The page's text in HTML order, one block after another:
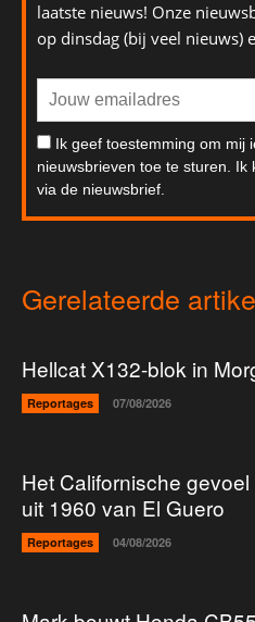
laatste nieuws! Onze
op dinsdag (bij veel nieuws)
Ik geef toestemming om mij
nieuwsbrieven toe te sturen.
via de nieuwsbrief.
Gerelateerde
Hellcat X132-blok in
Reportages 07/08/2026
Het Californische
uit 1960 van El Guero
Reportages 04/08/2026